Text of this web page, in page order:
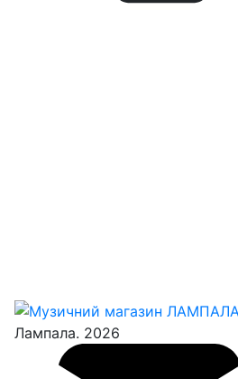
Лампала. 2026